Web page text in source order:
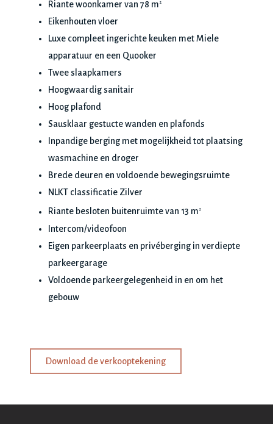
Riante woonkamer van 78 m 2
Eikenhouten vloer
Luxe compleet ingerichte keuken met Miele
apparatuur en een Quooker
Twee slaapkamers
Hoogwaardig sanitair
Hoog plafond
Sausklaar gestucte wanden en plafonds
Inpandige berging met mogelijkheid tot plaatsing
wasmachine en droger
Brede deuren en voldoende bewegingsruimte
NLKT classificatie Zilver
Riante besloten buitenruimte van 13 m 2
Intercom/videofoon
Eigen parkeerplaats en privéberging in verdiepte
parkeergarage
Voldoende parkeergelegenheid in en om het
gebouw
Download de verkooptekening